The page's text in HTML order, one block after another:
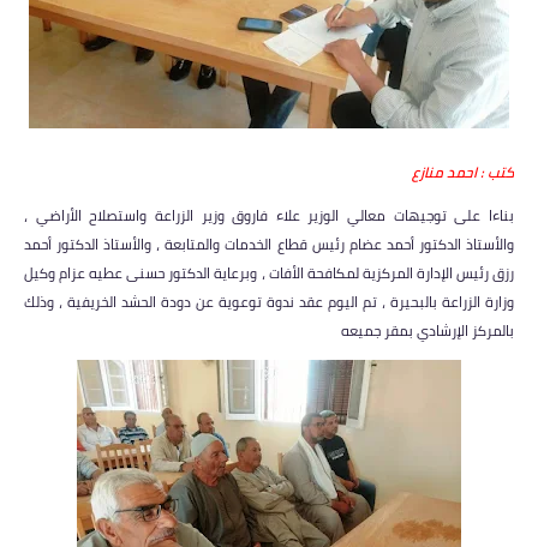
كتب : احمد منازع
بناءا على توجيهات معالي الوزير علاء فاروق وزير الزراعة واستصلاح الأراضي ،
والأستاذ الدكتور أحمد عضام رئيس قطاع الخدمات والمتابعة ، والأستاذ الدكتور أحمد
رزق رئيس الإدارة المركزية لمكافحة الأفات ، وبرعاية الدكتور حسنى عطيه عزام وكيل
وزارة الزراعة بالبحيرة ، تم اليوم عقد ندوة توعوية عن دودة الحشد الخريفية ، وذلك
بالمركز الإرشادي بمقر جميعه